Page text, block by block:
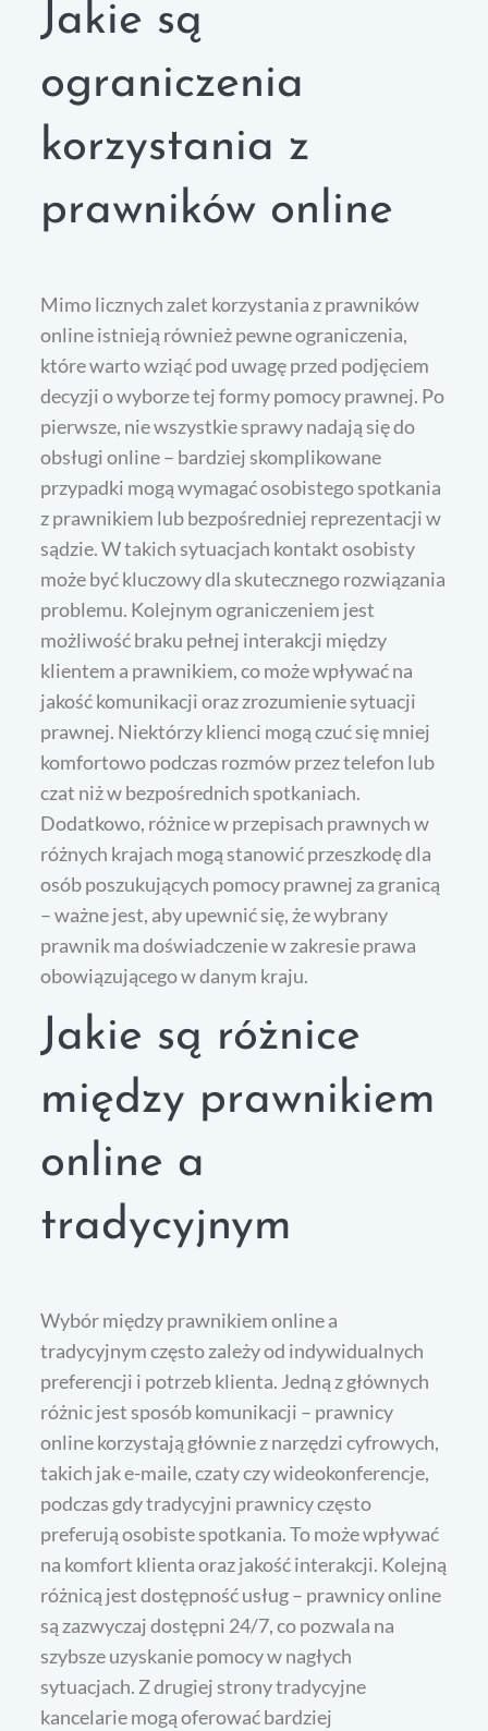
Jakie są
ograniczenia
korzystania z
prawników online
Mimo licznych zalet korzystania z prawników
online istnieją również pewne ograniczenia,
które warto wziąć pod uwagę przed podjęciem
decyzji o wyborze tej formy pomocy prawnej. Po
pierwsze, nie wszystkie sprawy nadają się do
obsługi online – bardziej skomplikowane
przypadki mogą wymagać osobistego spotkania
z prawnikiem lub bezpośredniej reprezentacji w
sądzie. W takich sytuacjach kontakt osobisty
może być kluczowy dla skutecznego rozwiązania
problemu. Kolejnym ograniczeniem jest
możliwość braku pełnej interakcji między
klientem a prawnikiem, co może wpływać na
jakość komunikacji oraz zrozumienie sytuacji
prawnej. Niektórzy klienci mogą czuć się mniej
komfortowo podczas rozmów przez telefon lub
czat niż w bezpośrednich spotkaniach.
Dodatkowo, różnice w przepisach prawnych w
różnych krajach mogą stanowić przeszkodę dla
osób poszukujących pomocy prawnej za granicą
– ważne jest, aby upewnić się, że wybrany
prawnik ma doświadczenie w zakresie prawa
obowiązującego w danym kraju.
Jakie są różnice
między prawnikiem
online a
tradycyjnym
Wybór między prawnikiem online a
tradycyjnym często zależy od indywidualnych
preferencji i potrzeb klienta. Jedną z głównych
różnic jest sposób komunikacji – prawnicy
online korzystają głównie z narzędzi cyfrowych,
takich jak e-maile, czaty czy wideokonferencje,
podczas gdy tradycyjni prawnicy często
preferują osobiste spotkania. To może wpływać
na komfort klienta oraz jakość interakcji. Kolejną
różnicą jest dostępność usług – prawnicy online
są zazwyczaj dostępni 24/7, co pozwala na
szybsze uzyskanie pomocy w nagłych
sytuacjach. Z drugiej strony tradycyjne
kancelarie mogą oferować bardziej